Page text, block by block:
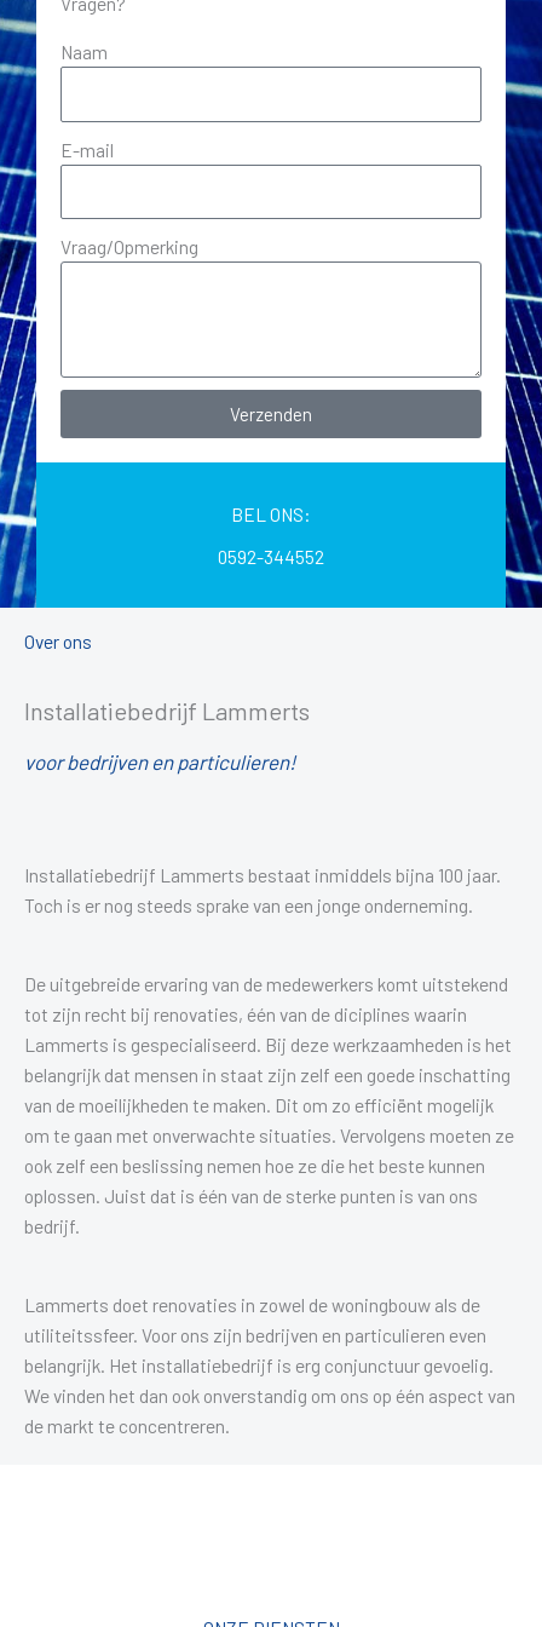
Naam
E-mail
Vraag/Opmerking
Verzenden
BEL ONS:
0592-344552
Over ons
Installatiebedrijf Lammerts
voor bedrijven en particulieren!
Installatiebedrijf Lammerts bestaat inmiddels bijna 100 jaar.
Toch is er nog steeds sprake van een jonge onderneming.
De uitgebreide ervaring van de medewerkers komt uitstekend
tot zijn recht bij renovaties, één van de diciplines waarin
Lammerts is gespecialiseerd. Bij deze werkzaamheden is het
belangrijk dat mensen in staat zijn zelf een goede inschatting
van de moeilijkheden te maken. Dit om zo efficiënt mogelijk
om te gaan met onverwachte situaties. Vervolgens moeten ze
ook zelf een beslissing nemen hoe ze die het beste kunnen
oplossen. Juist dat is één van de sterke punten is van ons
bedrijf.
Lammerts doet renovaties in zowel de woningbouw als de
utiliteitssfeer. Voor ons zijn bedrijven en particulieren even
belangrijk. Het installatiebedrijf is erg conjunctuur gevoelig.
We vinden het dan ook onverstandig om ons op één aspect van
de markt te concentreren.